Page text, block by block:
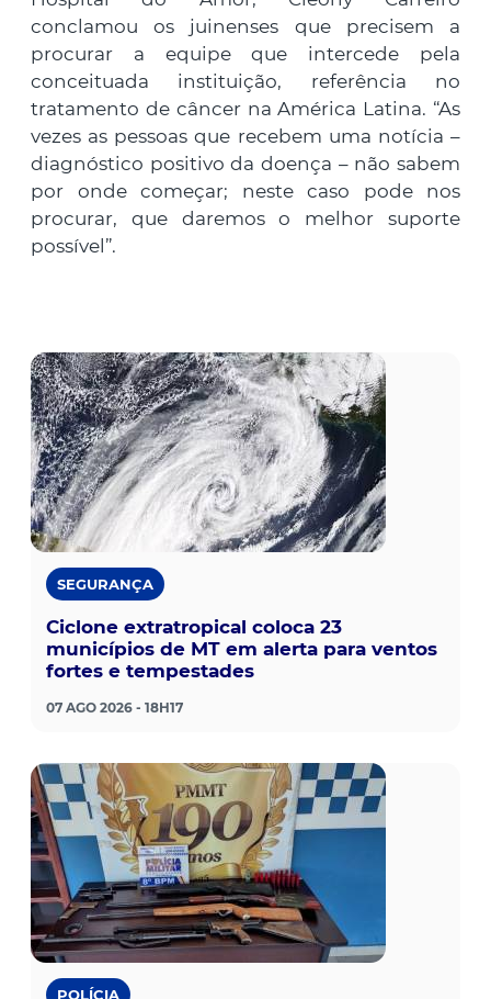
conclamou os juinenses que precisem a
procurar a equipe que intercede pela
conceituada instituição, referência no
tratamento de câncer na América Latina. “As
vezes as pessoas que recebem uma notícia –
diagnóstico positivo da doença – não sabem
por onde começar; neste caso pode nos
procurar, que daremos o melhor suporte
possível”.
SEGURANÇA
Ciclone extratropical coloca 23
municípios de MT em alerta para ventos
fortes e tempestades
07 AGO 2026 - 18H17
POLÍCIA